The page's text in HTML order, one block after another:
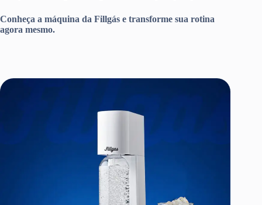
Conheça a máquina da Fillgás e transforme sua rotina
agora mesmo.